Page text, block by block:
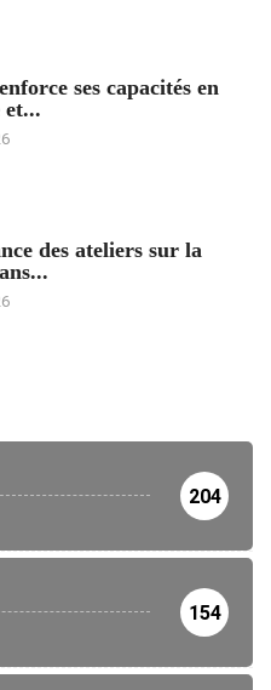
ses capacités en
et...
des ateliers sur la
204
154